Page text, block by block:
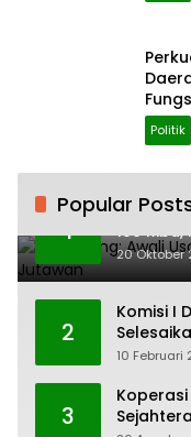
Politik
Popular
1
H.
100
20 Oktober
2
Komisi I
10 Februari
3
Koperasi